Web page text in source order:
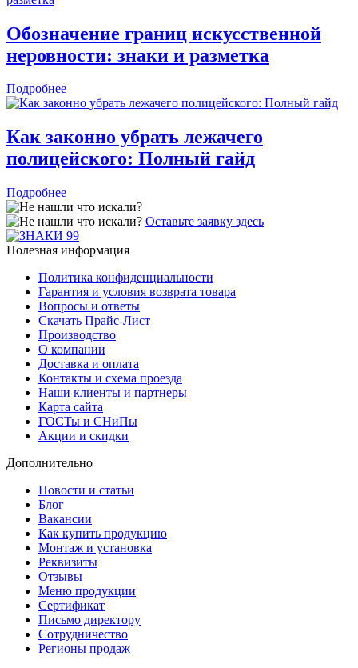
Обозначение границ искусственной
неровности: знаки и разметка
Подробнее
Как законно убрать лежачего
полицейского: Полный гайд
Подробнее
Оставьте заявку здесь
Полезная информация
Политика конфиденциальности
Гарантия и условия возврата товара
Вопросы и ответы
Скачать Прайс-Лист
Производство
О компании
Доставка и оплата
Контакты и схема проезда
Наши клиенты и партнеры
Карта сайта
ГОСТы и СНиПы
Акции и скидки
Дополнительно
Новости и статьи
Блог
Вакансии
Как купить продукцию
Монтаж и установка
Реквизиты
Отзывы
Меню продукции
Сертификат
Письмо директору
Сотрудничество
Регионы продаж